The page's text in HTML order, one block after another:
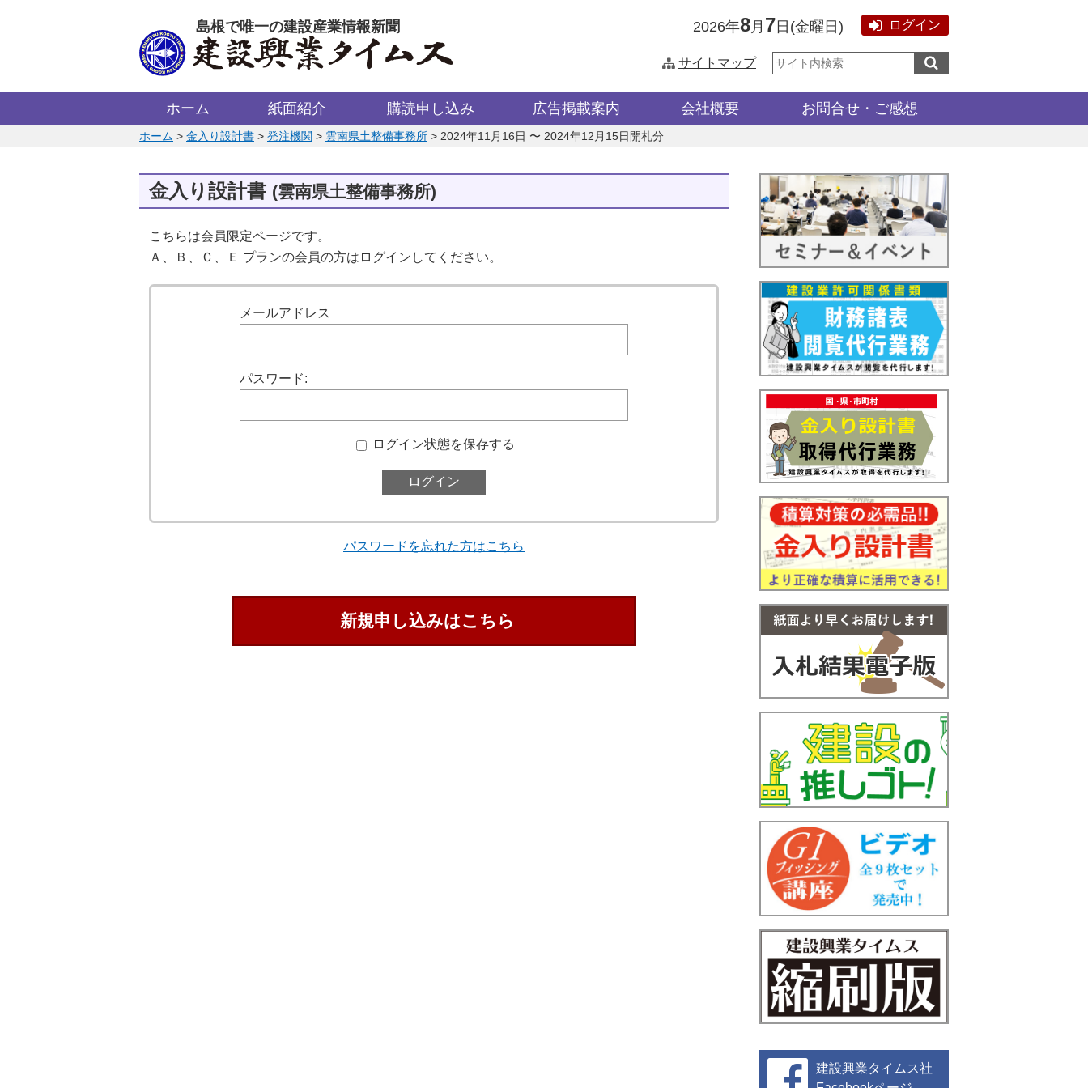
島根で唯一の建設産業情報新聞 2026年8月 7 日 (金曜日 ) ログイン
サイトマップ
サ
イ
内
ホーム 紙面紹介 購読申し込み 広告掲載案内 会社概要 お問合せ・ご感想
このページの位置:
ホーム > 金入り設計書 > 発注機関 > 雲南県土整備事務所 > 2024年11月16日 〜 2024年12月15日開札分
金入り設計書 (雲南県土整備事務所)
こちらは会員限定ページです。
Ａ、Ｂ、Ｃ、Ｅ プランの会員の方はログインしてください。
メールアドレス
パスワード:
ログイン状態を保存する
パスワードを忘れた方はこちら
新規申し込みはこちら
建設興業タイムス社